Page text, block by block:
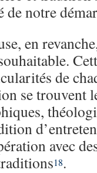
de notre
en
de
se trouvent
avec
18.